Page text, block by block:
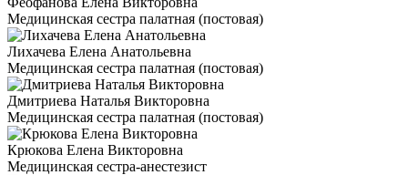
Медицинская сестра палатная (постовая)
Лихачева Елена Анатольевна
Медицинская сестра палатная (постовая)
Дмитриева Наталья Викторовна
Медицинская сестра палатная (постовая)
Крюкова Елена Викторовна
Медицинская сестра-анестезист